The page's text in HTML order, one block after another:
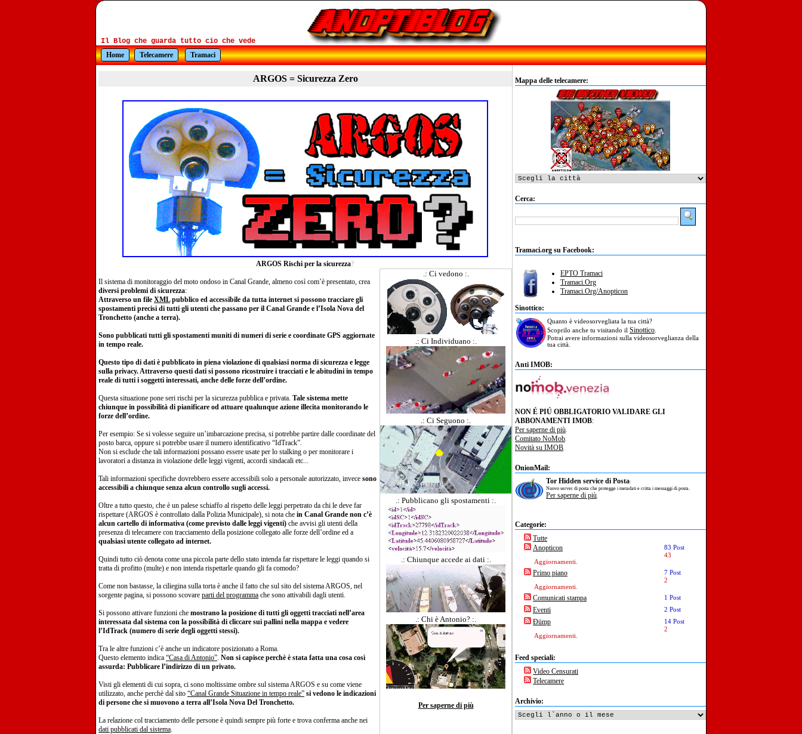
Il Blog che guarda tutto cio che vede
Home
Telecamere Tramaci
ARGOS = Sicurezza Zero
ARGOS Rischi per la sicurezza?
Il sistema di monitoraggio del moto ondoso in Canal Grande, almeno così com’è presentato, crea
diversi problemi di sicurezza:
Attraverso un file XMLpubblico ed accessibile da tutta internet si possono tracciare gli
spostamenti precisi di tutti gli utenti che passano per il Canal Grande e l’Isola Nova del
Tronchetto (anche a terra).
Sono pubblicati tutti gli spostamenti muniti di numeri di serie e coordinate GPS aggiornate
in tempo reale.
Questo tipo di dati è pubblicato in piena violazione di qualsiasi norma di sicurezza e legge
sulla privacy. Attraverso questi dati si possono ricostruire i tracciati e le abitudini in tempo
reale di tutti i soggetti interessati, anche delle forze dell’ordine.
Questa situazione pone seri rischi per la sicurezza pubblica e privata. Tale sistema mette
chiunque in possibilità di pianificare od attuare qualunque azione illecita monitorando le
forze dell’ordine.
Per esempio: Se si volesse seguire un’imbarcazione precisa, si potrebbe partire dalle coordinate del
posto barca, oppure si potrebbe usare il numero identificativo “IdTrack”.
Non si esclude che tali informazioni possano essere usate per lo stalking o per monitorare i
lavoratori a distanza in violazione delle leggi vigenti, accordi sindacali etc...
Tali informazioni specifiche dovrebbero essere accessibili solo a personale autorizzato, invece sono
accessibili a chiunque senza alcun controllo sugli accessi.
Oltre a tutto questo, che è un palese schiaffo al rispetto delle leggi perpetrato da chi le deve far
rispettare (ARGOS è controllato dalla Polizia Municipale), si nota che in Canal Grande non c’è
alcun cartello di informativa (come previsto dalle leggi vigenti) che avvisi gli utenti della
presenza di telecamere con tracciamento della posizione collegato alle forze dell’ordine ed a
qualsiasi utente collegato ad internet.
Quindi tutto ciò denota come una piccola parte dello stato intenda far rispettare le leggi quando si
tratta di profitto (multe) e non intenda rispettarle quando gli fa comodo?
Come non bastasse, la ciliegina sulla torta è anche il fatto che sul sito del sistema ARGOS, nel
sorgente pagina, si possono scovare parti del programma che sono attivabili dagli utenti.
Si possono attivare funzioni che mostrano la posizione di tutti gli oggetti tracciati nell’area
interessata dal sistema con la possibilità di cliccare sui pallini nella mappa e vedere
l’IdTrack (numero di serie degli oggetti stessi).
Tra le altre funzioni c’è anche un indicatore posizionato a Roma.
Questo elemento indica “Casa di Antonio”. Non si capisce perchè è stata fatta una cosa così
assurda: Pubblicare l’indirizzo di un privato.
Visti gli elementi di cui sopra, ci sono moltissime ombre sul sistema ARGOS e su come viene
utilizzato, anche perchè dal sito “Canal Grande Situazione in tempo reale” si vedono le indicazioni
di persone che si muovono a terra all’Isola Nova Del Tronchetto.
La relazione col tracciamento delle persone è quindi sempre più forte e trova conferma anche nei
dati pubblicati dal sistema.
.: Ci vedono :.
.: Ci Individuano :.
.: Ci Seguono :.
.: Pubblicano gli spostamenti :.
.: Chiunque accede ai dati :.
.: Chi è Antonio? :.
Per saperne di più
Mappa delle telecamere:
Cerca:
Tramaci.org su Facebook:
EPTO Tramaci
Tramaci.Org
Tramaci.Org/Anopticon
Sinottico:
Quanto è videosorvegliata la tua città?
Scoprilo anche tu visitando il Sinottico
Potrai avere informazioni sulla videosorveglianza della
tua città.
Anti IMOB:
NON É PIÚ OBBLIGATORIO VALIDARE GLI
ABBONAMENTI IMOB:
Per saperne di più.
Comitato NoMob.
Novità su IMOB.
OnionMail:
Tor Hidden service di Posta:
Nuovo server di posta che protegge i metadati e critta i messaggi di posta.
Per saperne di più.
Categorie:
Tutte
Anopticon
83 Post
43
Aggiornamenti.
Primo piano
7 Post
2
Aggiornamenti.
Comunicati stampa 1 Post
Eventi 2 Post
Ðümp
14 Post
2
Aggiornamenti.
Feed speciali:
Video Censurati
Telecamere
Archivio: